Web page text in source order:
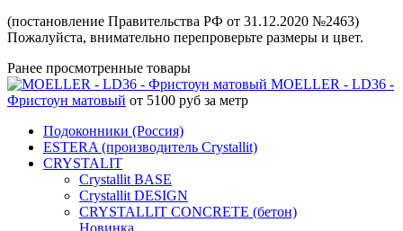
(постановление Правительства РФ от 31.12.2020 №2463)
Пожалуйста, внимательно перепроверьте размеры и цвет.
Ранее просмотренные товары
MOELLER - LD36 -
Фристоун матовый от 5100 руб за метр
Подоконники (Россия)
ESTERA (производитель Crystallit)
CRYSTALIT
Crystallit BASE
Crystallit DESIGN
CRYSTALLIT CONCRETE (бетон)